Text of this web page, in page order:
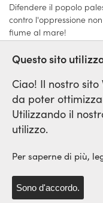
Difendere il popolo
contro l'oppressione
fiume al mare!
Clicca qui e firma la
Rete
Questo sito
Ciao! Il nostro
da poter
Utilizzando il
utilizzo.
Per saperne di più,
Sono d'accordo.